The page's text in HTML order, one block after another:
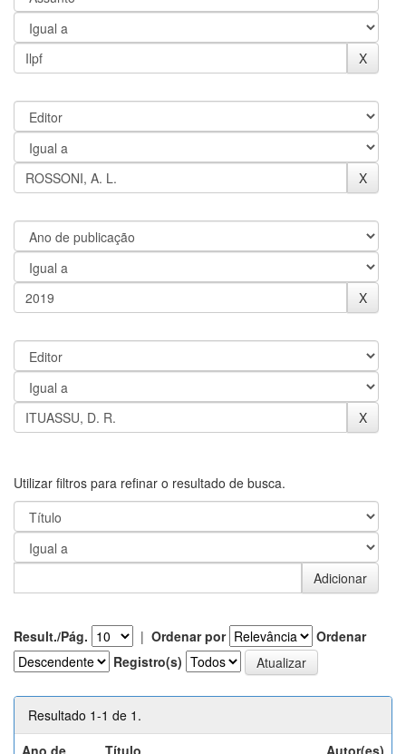
Utilizar filtros para refinar o resultado de busca.
Result./Pág. | Ordenar por
Ordenar
Registro(s)
Resultado 1-1 de 1.
Ano de
Título Autor(es)